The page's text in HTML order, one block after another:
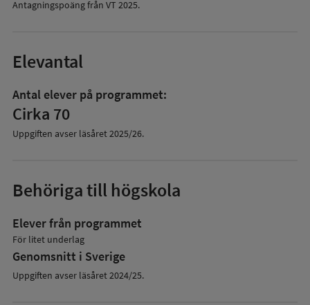
Antagningspoäng från VT 2025.
Elevantal
Antal elever på programmet:
Cirka 70
Uppgiften avser läsåret2025/26.
Behöriga till högskola
Elever från programmet
För litet underlag
Genomsnitt i Sverige
Uppgiften avser läsåret 2024/25.